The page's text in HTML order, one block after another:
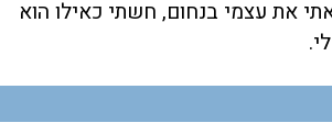
את עצמי בנחום, חשתי כאילו הוא